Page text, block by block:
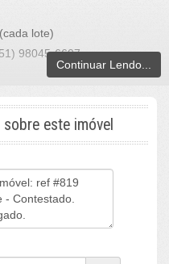
lote)
98045-6607
Continuar Lendo...
este imóvel